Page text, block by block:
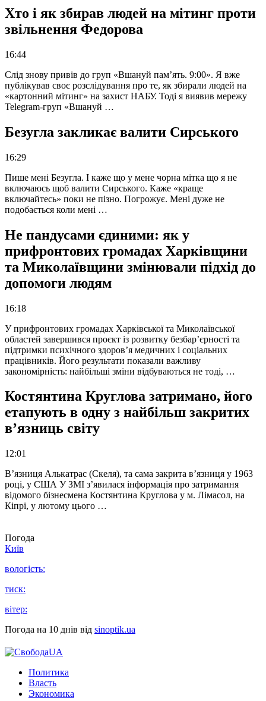
Хто і як збирав людей на мітинг проти
звільнення Федорова
16:44
Слід знову привів до груп «Вшануй пам’ять. 9:00». Я вже
публікував своє розслідування про те, як збирали людей на
«картонний мітинг» на захист НАБУ. Тоді я виявив мережу
Telegram-груп «Вшануй …
Безугла закликає валити Сирського
16:29
Пише мені Безугла. І каже що у мене чорна мітка що я не
включаюсь щоб валити Сирського. Каже «краще
включайтесь» поки не пізно. Погрожує. Мені дуже не
подобається коли мені …
Не пандусами єдиними: як у
прифронтових громадах Харківщини
та Миколаївщини змінювали підхід до
допомоги людям
16:18
У прифронтових громадах Харківської та Миколаївської
областей завершився проєкт із розвитку безбар’єрності та
підтримки психічного здоров’я медичних і соціальних
працівників. Його результати показали важливу
закономірність: найбільші зміни відбуваються не тоді, …
Костянтина Круглова затримано, його
етапують в одну з найбільш закритих
в’язниць світу
12:01
В’язниця Алькатрас (Скеля), та сама закрита в’язниця у 1963
році, у США У ЗМІ з’явилася інформація про затримання
відомого бізнесмена Костянтина Круглова у м. Лімасол, на
Кіпрі, у лютому цього …
Погода
Київ
вологість:
тиск:
вітер:
Погода на 10 днів від sinoptik.ua
Политика
Власть
Экономика